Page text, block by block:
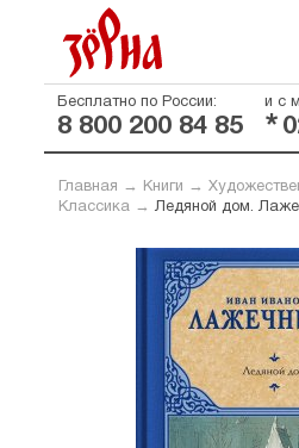
Бесплатно по России:
8 800 200 84 85
и с
*
Главная → Книги →
Классика→ Ледяной дом.